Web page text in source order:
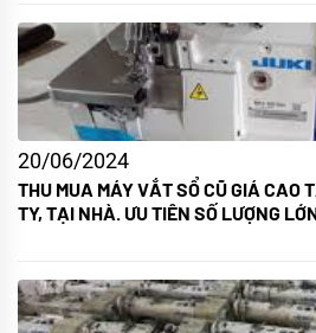
20/06/2024
THU MUA MÁY VẮT SỔ CŨ GIÁ CAO
TY, TẠI NHÀ. ƯU TIÊN SỐ LƯỢNG